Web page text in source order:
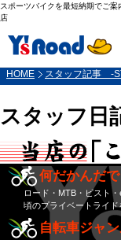
スポーツバイクを最短納期でご
店
HOME スタッフ記事 -
スタッフ日
何だかんだ
ロード・MTB・ピスト
頃のプライベートライド
自転車ジャ